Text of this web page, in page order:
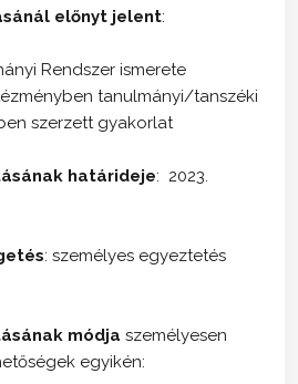
előnyt jelent:
Rendszer ismerete
tanulmányi/tanszéki
szerzett gyakorlat
határideje: 2023.
: személyes egyeztetés
módja személyesen
egyikén: